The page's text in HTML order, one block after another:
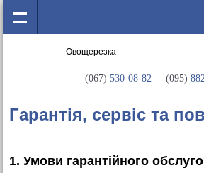
(067) 530-08-82 (095)
Гарантія, сервіс та
1. Умови гарантійного